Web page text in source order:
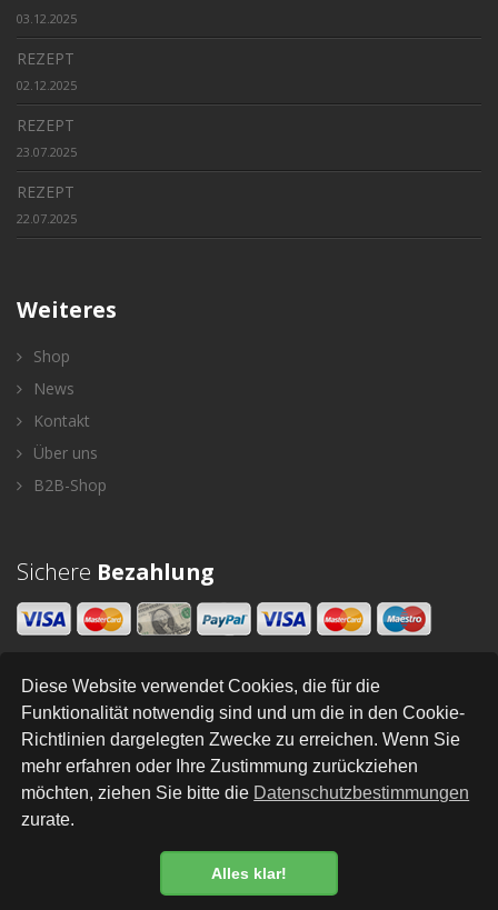
Datenschutzbestimmung
Diese Website verwendet Cookies, die für die
Funktionalität notwendig sind und um die in den Cookie-
Richtlinien dargelegten Zwecke zu erreichen. Wenn Sie
mehr erfahren oder Ihre Zustimmung zurückziehen
möchten, ziehen Sie bitte die Datenschutzbestimmungen
zurate.
Alles klar!
03.12.2025
REZEPT
02.12.2025
REZEPT
23.07.2025
REZEPT
22.07.2025
Weiteres
Shop
News
Kontakt
Über uns
B2B-Shop
Sichere Bezahlung
Newsletter
SENDEN
Impressum•Versand•Kontakt•